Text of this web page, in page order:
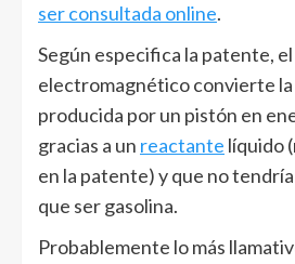
ser consultada online.
Según especifica la patente,
electromagnético convierte
producida por un pistón en
gracias a un reactante líquido
en la patente) y que no
que ser gasolina.
Probablemente lo más